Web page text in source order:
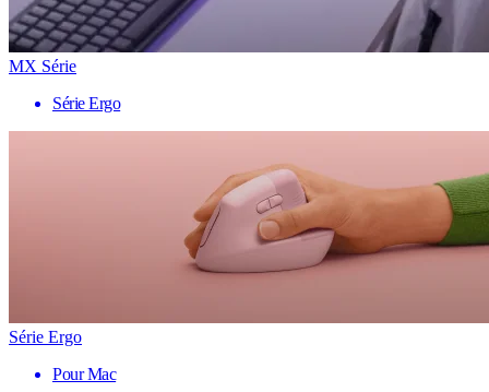
MX Série
Série Ergo
Série Ergo
Pour Mac